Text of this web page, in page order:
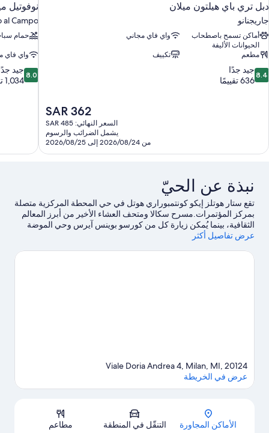
دبل تري باي هيلتون ميلان
جاريجنانو
أماكن تسمح باصطحاب
الحيوانات الأليفة
واي فاي مجاني
مطعم
تكييف
8.4
من
8.4 جيد جدًا
636 تقييمًا
السعر
الحالي
هو
SAR
362
SAR 362
السعر النهائي: SAR 485
يشمل الضرائب والرسوم
من 2026/08/24 إلى 2026/08/25
نوفوتيل
al Campo
حمام
واي فاي
8.0
من
8.0 جيد
1,034 تقييمًا
نبذة عن الحيّ
تقع ستار هوتلز إيكو كونتمبوراري هوتل في حي المحطة المركزية متصلة
بمركز المؤتمرات.مسرح سكالا ومتحف العشاء الأخير من أبرز المعالم
الثقافية، بينما يُمكن زيارة كل من كورسو بوينس آيرس وحي الموضة
في فيا مونتينابوليوني إذا كنت تنوي التسوق.هل تطلع إلى الاستمتاع
مضمار·مونزا الوطني.يحب النزلاء قرب موقع الفندق من المواصلات
عرض تفاصيل أكثر
الخريطة
Viale Doria Andrea 4, Milan, MI, 20124
عرض في الخريطة
الأماكن المجاورة التنقّل في المنطقة مطاعم